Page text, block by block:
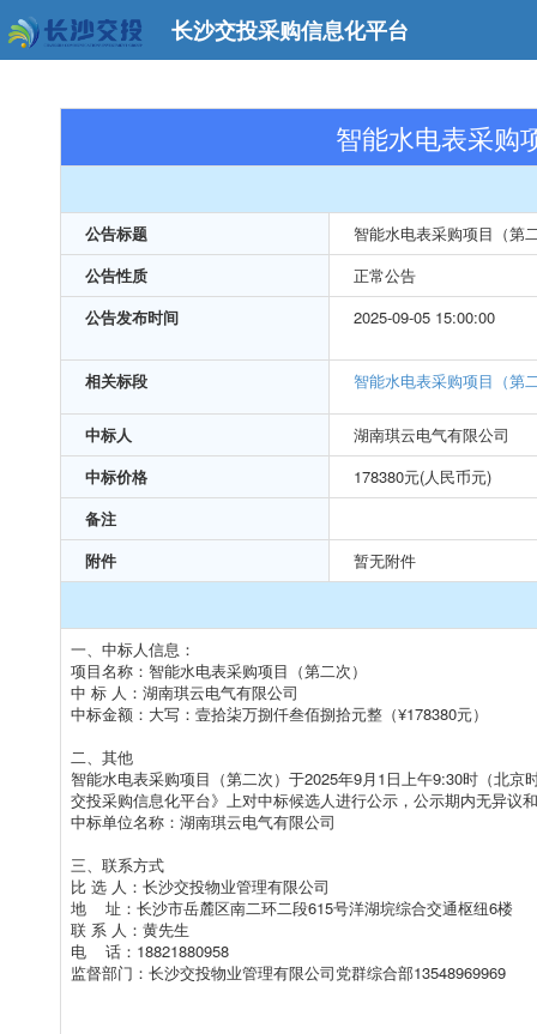
长沙交投采购信息化平台
智能水电表采购
公告标题
智能水电表采购项目（第
公告性质
正常公告
公告发布时间
2025-09-05 15:00:00
相关标段 智能水电表采购项目（第
中标人
湖南琪云电气有限公司
中标价格
178380元(人民币元)
备注
附件
暂无附件
一、中标人信息：
项目名称：智能水电表采购项目（第二次）
中 标 人：湖南琪云电气有限公司
中标金额：大写：壹拾柒万捌仟叁佰捌拾元整（¥178380元）
二、其他
智能水电表采购项目（第二次）于2025年9月1日上午9:30时（北
交投采购信息化平台》上对中标候选人进行公示，公示期内无异议
中标单位名称：湖南琪云电气有限公司
三、联系方式
比 选 人：长沙交投物业管理有限公司
地 址：长沙市岳麓区南二环二段615号洋湖垸综合交通枢纽6楼
联 系 人：黄先生
电 话：18821880958
监督部门：长沙交投物业管理有限公司党群综合部13548969969